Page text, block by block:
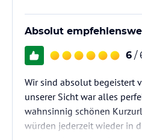
Absolut
6 /
Wir sind absolut begeistert
unserer Sicht war alles
wahnsinnig schönen
würden jederzeit wieder in